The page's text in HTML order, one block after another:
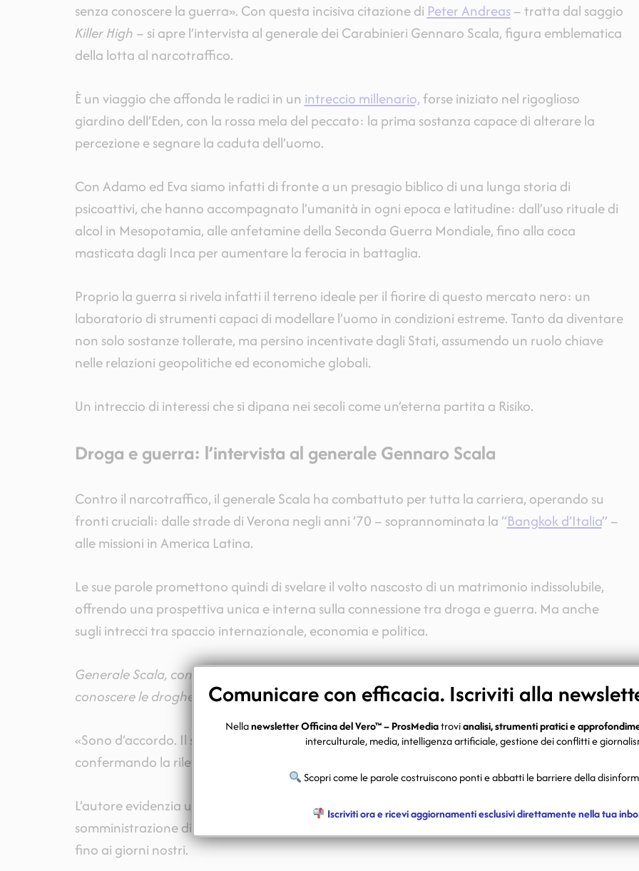
senza conoscere la guerra». Con questa incisiva citazione di Peter Andreas– tratta dal saggio
Killer High – si apre l’intervista al generale dei Carabinieri Gennaro Scala, figura emblematica
della lotta al narcotraffico.
È un viaggio che affonda le radici in un intreccio millenario,forse iniziato nel rigoglioso
giardino dell’Eden, con la rossa mela del peccato: la prima sostanza capace di alterare la
percezione e segnare la caduta dell’uomo.
Con Adamo ed Eva siamo infatti di fronte a un presagio biblico di una lunga storia di
psicoattivi, che hanno accompagnato l’umanità in ogni epoca e latitudine: dall’uso rituale di
alcol in Mesopotamia, alle anfetamine della Seconda Guerra Mondiale, fino alla coca
masticata dagli Inca per aumentare la ferocia in battaglia.
Proprio la guerra si rivela infatti il terreno ideale per il fiorire di questo mercato nero: un
laboratorio di strumenti capaci di modellare l’uomo in condizioni estreme. Tanto da diventare
non solo sostanze tollerate, ma persino incentivate dagli Stati, assumendo un ruolo chiave
nelle relazioni geopolitiche ed economiche globali.
Un intreccio di interessi che si dipana nei secoli come un’eterna partita a Risiko.
Droga e guerra: l’intervista al generale Gennaro Scala
Contro il narcotraffico, il generale Scala ha combattuto per tutta la carriera, operando su
fronti cruciali: dalle strade di Verona negli anni ’70 – soprannominata la “Bangkok d’Italia” –
alle missioni in America Latina.
Le sue parole promettono quindi di svelare il volto nascosto di un matrimonio indissolubile,
offrendo una prospettiva unica e interna sulla connessione tra droga e guerra. Ma anche
sugli intrecci tra spaccio internazionale, economia e politica.
Generale Scala, concorda con l’affermazione che non si possono capire le guerre senza
conoscere le droghe?
«Sono d’accordo. Il saggio di Peter Andreas è interessante e storicamente avvincente,
confermando la rilevanza del problema.
L’autore evidenzia una simbiosi che risale alla notte dei tempi: infatti, le prime prove di
somministrazione di “droghe” – in quel caso alcol – risalgono alla Mesopotamia e arrivano
fino ai giorni nostri.
Comunicare con efficacia. Iscriviti alla
Nellanewsletter Officina del Vero™ – ProsMediatrovianalisi, strumenti pratici e
interculturale, media, intelligenza artificiale, gestione dei conflitti e
Scopri come le parole costruiscono ponti e abbatti le barriere della
Iscriviti ora e ricevi aggiornamenti esclusivi direttamente nella tua